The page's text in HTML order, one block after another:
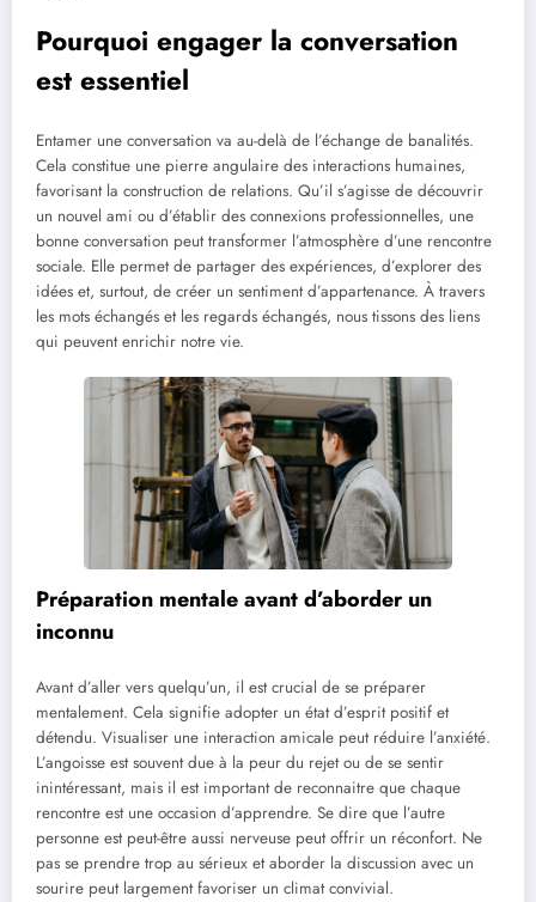
Pourquoi engager la conversation
est essentiel
Entamer une conversation va au-delà de l’échange de banalités.
Cela constitue une pierre angulaire des interactions humaines,
favorisant la construction de relations. Qu’il s’agisse de découvrir
un nouvel ami ou d’établir des connexions professionnelles, une
bonne conversation peut transformer l’atmosphère d’une rencontre
sociale. Elle permet de partager des expériences, d’explorer des
idées et, surtout, de créer un sentiment d’appartenance. À travers
les mots échangés et les regards échangés, nous tissons des liens
qui peuvent enrichir notre vie.
Préparation mentale avant d’aborder un
inconnu
Avant d’aller vers quelqu’un, il est crucial de se préparer
mentalement. Cela signifie adopter un état d’esprit positif et
détendu. Visualiser une interaction amicale peut réduire l’anxiété.
L’angoisse est souvent due à la peur du rejet ou de se sentir
inintéressant, mais il est important de reconnaitre que chaque
rencontre est une occasion d’apprendre. Se dire que l’autre
personne est peut-être aussi nerveuse peut offrir un réconfort. Ne
pas se prendre trop au sérieux et aborder la discussion avec un
sourire peut largement favoriser un climat convivial.